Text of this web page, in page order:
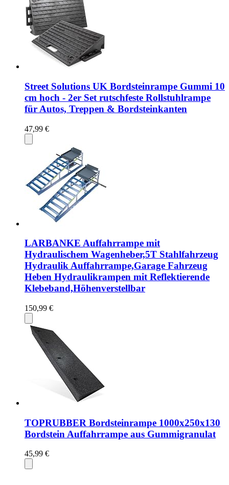
Street Solutions UK Bordsteinrampe Gummi 10
cm hoch - 2er Set rutschfeste Rollstuhlrampe
für Autos, Treppen & Bordsteinkanten
47,99 €
LARBANKE Auffahrrampe mit
Hydraulischem Wagenheber,5T Stahlfahrzeug
Hydraulik Auffahrrampe,Garage Fahrzeug
Heben Hydraulikrampen mit Reflektierende
Klebeband,Höhenverstellbar
150,99 €
TOPRUBBER Bordsteinrampe 1000x250x130
Bordstein Auffahrrampe aus Gummigranulat
45,99 €